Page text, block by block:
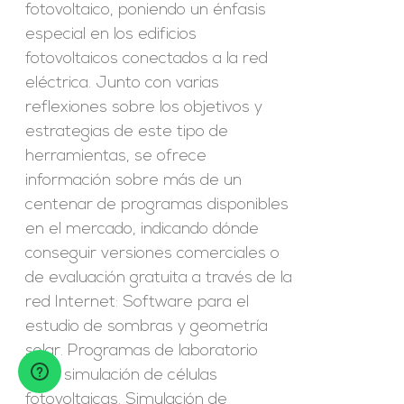
fotovoltaico, poniendo un énfasis
especial en los edificios
fotovoltaicos conectados a la red
eléctrica. Junto con varias
reflexiones sobre los objetivos y
estrategias de este tipo de
herramientas, se ofrece
información sobre más de un
centenar de programas disponibles
en el mercado, indicando dónde
conseguir versiones comerciales o
de evaluación gratuita a través de la
red Internet: Software para el
estudio de sombras y geometría
solar. Programas de laboratorio
para simulación de células
fotovoltaicas. Simulación de